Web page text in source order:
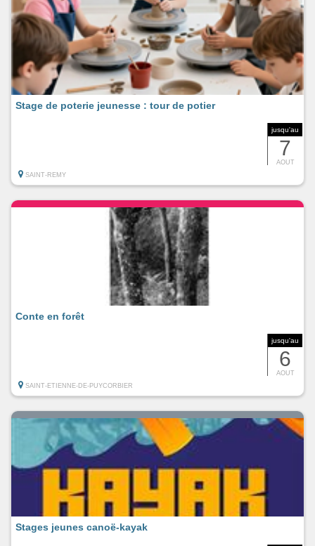
jusqu'au
7
AOUT
Stage de poterie jeunesse : tour de potier
SAINT-REMY
jusqu'au
6
AOUT
Conte en forêt
SAINT-ETIENNE-DE-PUYCORBIER
Stages jeunes canoë-kayak